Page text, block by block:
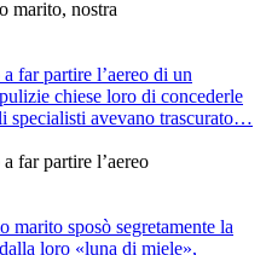
marito, nostra
far partire l’aereo di un
chiese loro di concederle
specialisti avevano trascurato…
far partire l’aereo
sposò segretamente la
loro «luna di miele»,